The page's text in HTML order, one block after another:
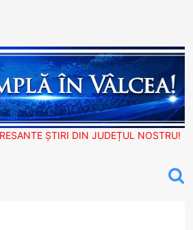
ȘTIRI DIN JUDEȚUL NOSTRU!